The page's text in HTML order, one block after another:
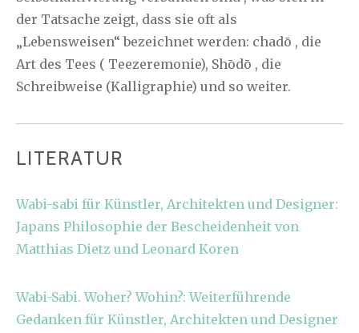
der Tatsache zeigt, dass sie oft als
„Lebensweisen“ bezeichnet werden: chadō , die
Art des Tees ( Teezeremonie), Shōdō , die
Schreibweise (Kalligraphie) und so weiter.
LITERATUR
Wabi-sabi für Künstler, Architekten und Designer:
Japans Philosophie der Bescheidenheit von
Matthias Dietz und Leonard Koren
Wabi-Sabi. Woher? Wohin?: Weiterführende
Gedanken für Künstler, Architekten und Designer